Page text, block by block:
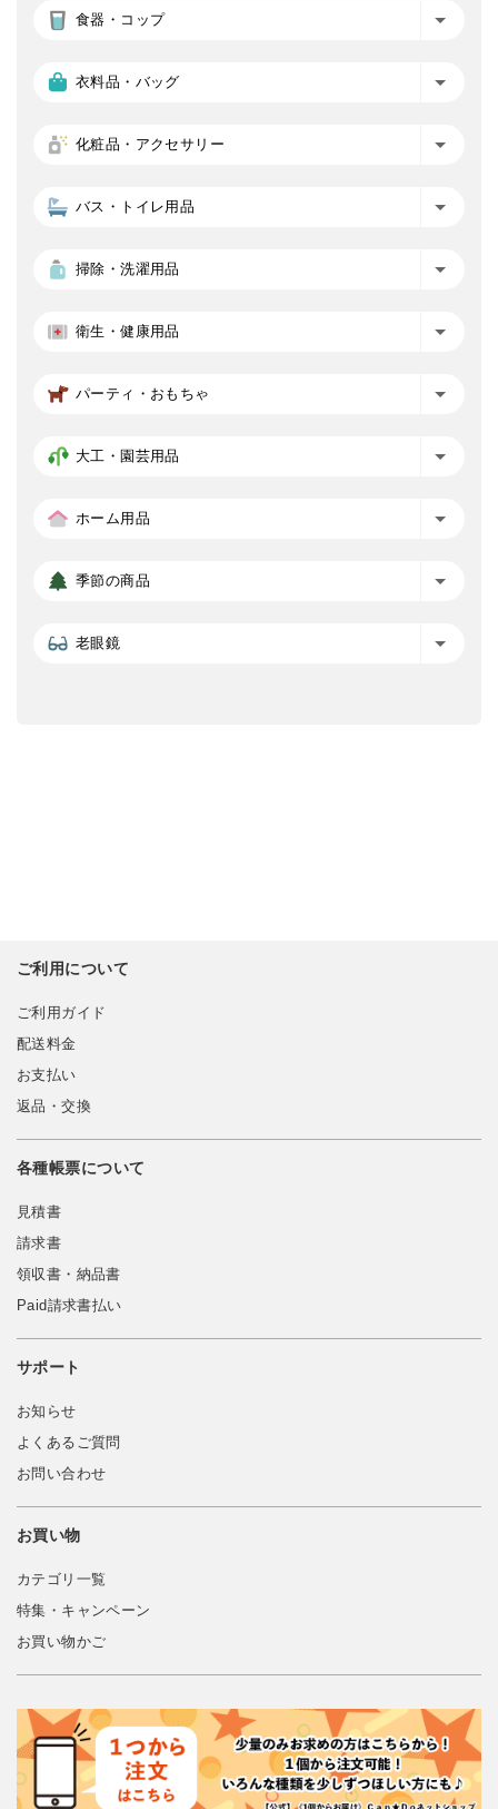
食器・コップ
衣料品・バッグ
化粧品・アクセサリー
バス・トイレ用品
掃除・洗濯用品
衛生・健康用品
パーティ・おもちゃ
大工・園芸用品
ホーム用品
季節の商品
老眼鏡
ご利用について
ご利用ガイド
配送料金
お支払い
返品・交換
各種帳票について
見積書
請求書
領収書・納品書
Paid請求書払い
サポート
お知らせ
よくあるご質問
お問い合わせ
お買い物
カテゴリ一覧
特集・キャンペーン
お買い物かご